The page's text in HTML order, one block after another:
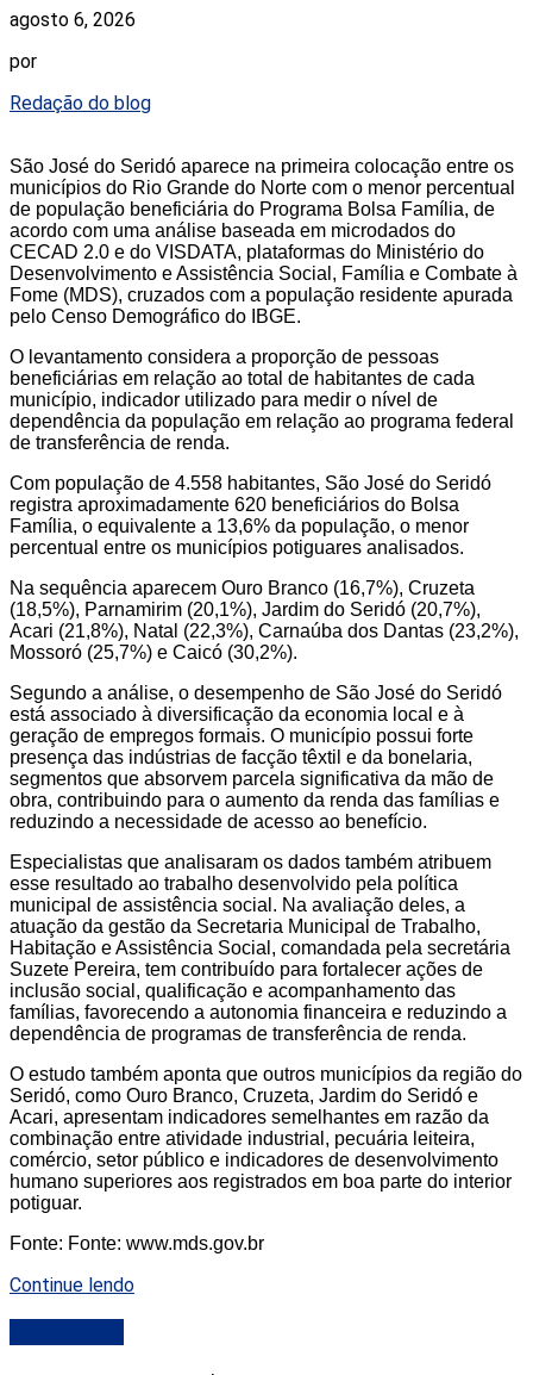
agosto 6, 2026
por
Redação do blog
São José do Seridó aparece na primeira colocação entre os
municípios do Rio Grande do Norte com o menor percentual
de população beneficiária do Programa Bolsa Família, de
acordo com uma análise baseada em microdados do
CECAD 2.0 e do VISDATA, plataformas do Ministério do
Desenvolvimento e Assistência Social, Família e Combate à
Fome (MDS), cruzados com a população residente apurada
pelo Censo Demográfico do IBGE.
O levantamento considera a proporção de pessoas
beneficiárias em relação ao total de habitantes de cada
município, indicador utilizado para medir o nível de
dependência da população em relação ao programa federal
de transferência de renda.
Com população de 4.558 habitantes, São José do Seridó
registra aproximadamente 620 beneficiários do Bolsa
Família, o equivalente a 13,6% da população, o menor
percentual entre os municípios potiguares analisados.
Na sequência aparecem Ouro Branco (16,7%), Cruzeta
(18,5%), Parnamirim (20,1%), Jardim do Seridó (20,7%),
Acari (21,8%), Natal (22,3%), Carnaúba dos Dantas (23,2%),
Mossoró (25,7%) e Caicó (30,2%).
Segundo a análise, o desempenho de São José do Seridó
está associado à diversificação da economia local e à
geração de empregos formais. O município possui forte
presença das indústrias de facção têxtil e da bonelaria,
segmentos que absorvem parcela significativa da mão de
obra, contribuindo para o aumento da renda das famílias e
reduzindo a necessidade de acesso ao benefício.
Especialistas que analisaram os dados também atribuem
esse resultado ao trabalho desenvolvido pela política
municipal de assistência social. Na avaliação deles, a
atuação da gestão da Secretaria Municipal de Trabalho,
Habitação e Assistência Social, comandada pela secretária
Suzete Pereira, tem contribuído para fortalecer ações de
inclusão social, qualificação e acompanhamento das
famílias, favorecendo a autonomia financeira e reduzindo a
dependência de programas de transferência de renda.
O estudo também aponta que outros municípios da região do
Seridó, como Ouro Branco, Cruzeta, Jardim do Seridó e
Acari, apresentam indicadores semelhantes em razão da
combinação entre atividade industrial, pecuária leiteira,
comércio, setor público e indicadores de desenvolvimento
humano superiores aos registrados em boa parte do interior
potiguar.
Fonte: Fonte: www.mds.gov.br
Continue lendo